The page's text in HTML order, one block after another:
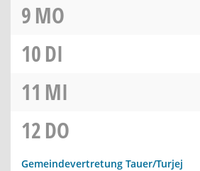
9MO
10DI
11 MI
12DO
Gemeindevertretung Tauer/Turjej